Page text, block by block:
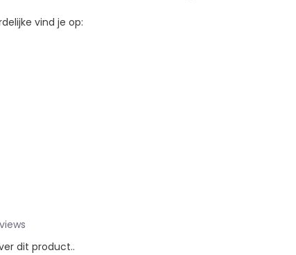
vind je op:
dit product..